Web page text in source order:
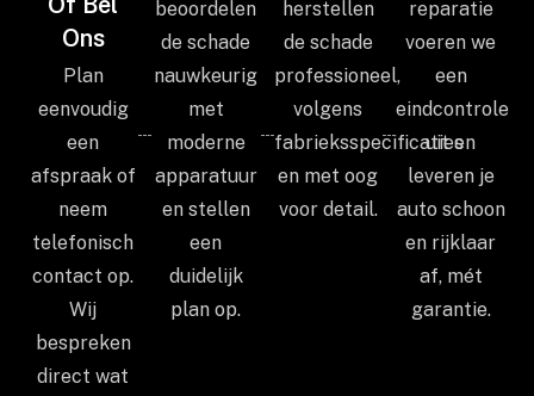
Ons
Plan
eenvoudig
een
afspraak of
neem
telefonisch
contact op.
Wij
bespreken
direct wat
beoordelen
de schade
nauwkeurig
met
moderne
apparatuur
en stellen
een
duidelijk
plan op.
herstellen
de schade
professioneel,
volgens
fabrieksspecificaties
en met oog
voor detail.
reparatie
voeren we
een
eindcontrole
uit en
leveren je
auto schoon
en rijklaar
af, mét
garantie.